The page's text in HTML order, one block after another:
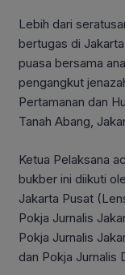
Lebih dari
bertugas di
puasa bersama
pengangkut
Pertamanan dan
Tanah Abang,
Ketua Pelaksana
bukber ini diikuti
Jakarta Pusat
Pokja Jurnalis
Pokja Jurnalis
dan Pokja Jurnalis